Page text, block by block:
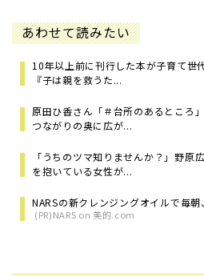
あわせて読みたい
10年以上前に刊行した本が子育て
『子は親を救うた...
原田ひ香さん「＃台所のあるとこ
つながりの奥に広が...
「うちのツマ知りませんか？」野原
を抱いている女性が...
NARSの新クレンジングオイルで毎
(PR)NARS on 美的.com